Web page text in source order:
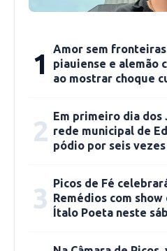
1
Amor sem
piauiense e alemão
ao mostrar choque
2 Em primeiro dia dos
rede municipal de
pódio por seis vezes
3 Picos de Fé
Remédios com show
Ítalo Poeta neste